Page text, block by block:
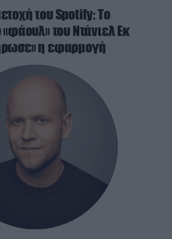
του Spotify: Το
του Ντάνιελ Εκ
η εφαρμογή